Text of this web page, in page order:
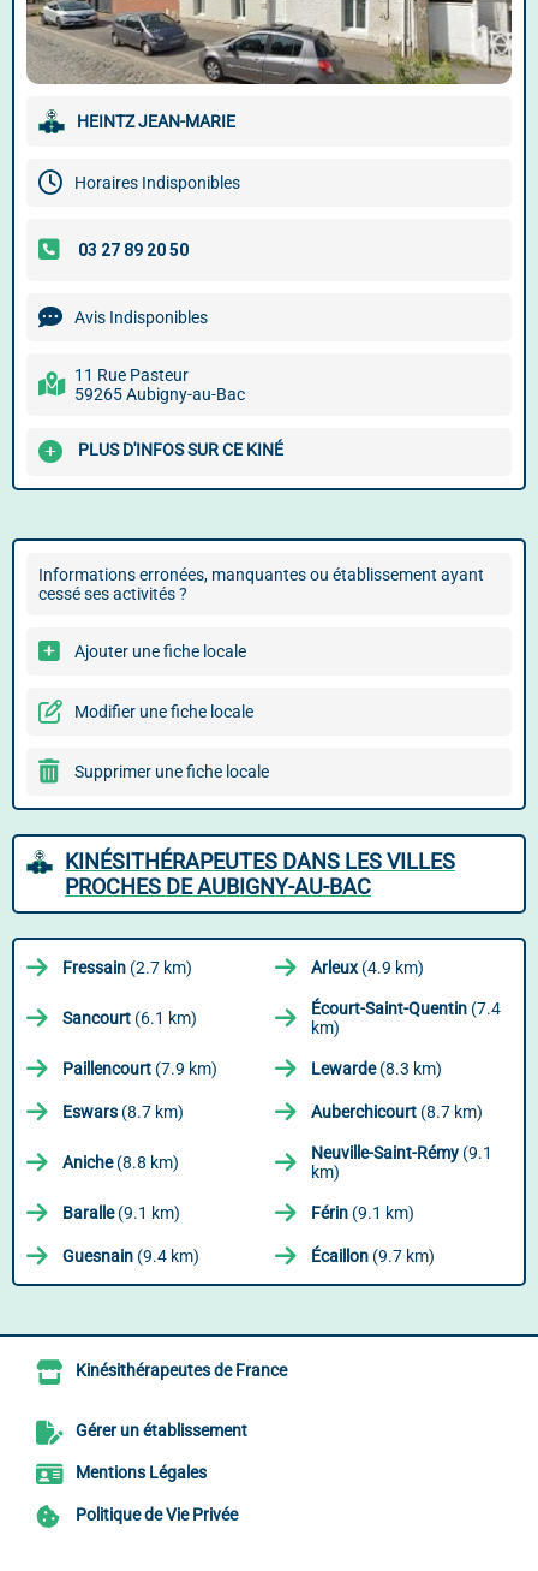
HEINTZ JEAN-MARIE
Horaires Indisponibles
Avis Indisponibles
11 Rue Pasteur
59265 Aubigny-au-Bac
PLUS D'INFOS SUR CE KINÉ
Informations erronées, manquantes ou établissement ayant
cessé ses activités ?
Ajouter une fiche locale
Modifier une fiche locale
Supprimer une fiche locale
KINÉSITHÉRAPEUTES DANS LES VILLES
PROCHES DE AUBIGNY-AU-BAC
Fressain (2.7 km) Arleux(4.9 km)
Sancourt (6.1 km) Écourt-Saint-Quentin (7.4
km)
Paillencourt (7.9 km) Lewarde(8.3 km)
Eswars (8.7 km) Auberchicourt (8.7 km)
Aniche(8.8 km) Neuville-Saint-Rémy (9.1
km)
Baralle(9.1 km) Férin (9.1 km)
Guesnain (9.4 km) Écaillon (9.7 km)
Kinésithérapeutes de France
Gérer un établissement
Mentions Légales
Politique de Vie Privée